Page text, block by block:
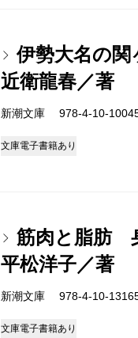
伊勢大名の関
近衛龍春／著
新潮文庫 978-4-10-
文庫電子書籍あり
筋肉と脂肪
平松洋子／著
新潮文庫 978-4-10-
文庫電子書籍あり